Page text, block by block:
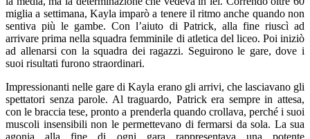
miglia a settimana, Kayla imparò a tenere il ritmo anche quando non
sentiva più le gambe. Con l’aiuto di Patrick, alla fine riuscì ad
arrivare prima nella squadra femminile di atletica del liceo. Poi iniziò
ad allenarsi con la squadra dei ragazzi. Seguirono le gare, dove i
suoi risultati furono straordinari.
Impressionanti nelle gare di Kayla erano gli arrivi, che lasciavano gli
spettatori senza parole. Al traguardo, Patrick era sempre in attesa,
con le braccia tese, pronto a prenderla quando crollava, perché i suoi
muscoli insensibili non le permettevano di fermarsi da sola. La sua
agonia alla fine di ogni gara rappresentava una potente